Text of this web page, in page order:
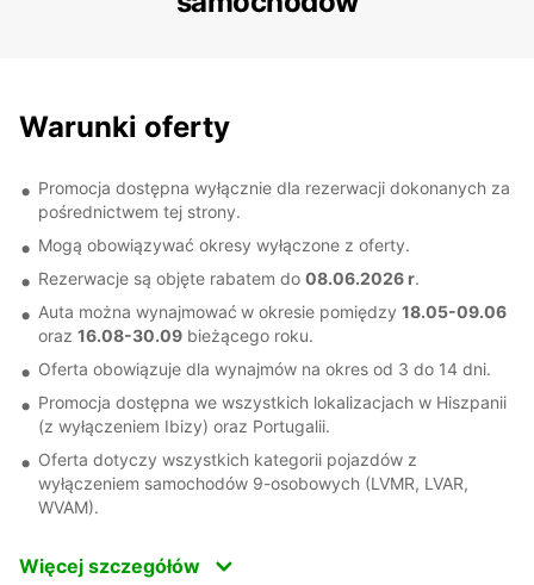
Warunki oferty
Promocja dostępna wyłącznie dla rezerwacji dokonanych za
pośrednictwem tej strony.
Mogą obowiązywać okresy wyłączone z oferty.
Rezerwacje są objęte rabatem do 08.06.2026 r.
Auta można wynajmować w okresie pomiędzy 18.05-09.06
oraz 16.08-30.09 bieżącego roku.
Oferta obowiązuje dla wynajmów na okres od 3 do 14 dni.
Promocja dostępna we wszystkich lokalizacjach w Hiszpanii
(z wyłączeniem Ibizy) oraz Portugalii.
Oferta dotyczy wszystkich kategorii pojazdów z
wyłączeniem samochodów 9-osobowych (LVMR, LVAR,
WVAM).
Więcej szczegółów